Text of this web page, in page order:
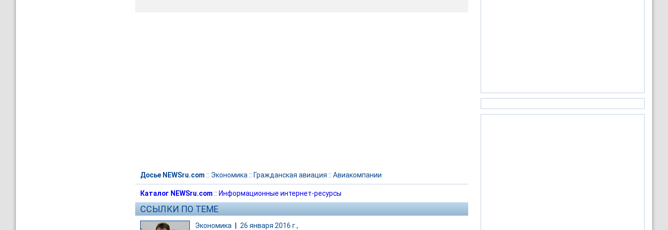
Досье NEWSru.com :: Экономика :: Гражданская авиация :: Авиакомпании
Каталог NEWSru.com :: Информационные интернет-ресурсы
ССЫЛКИ ПО ТЕМЕ
Экономика 26 января 2016 г.,